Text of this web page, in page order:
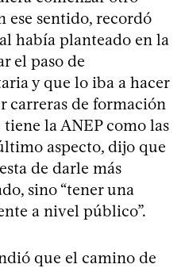
ese sentido, recordó
había planteado en la
el paso de
y que lo iba a hacer
carreras de formación
la ANEP como las
aspecto, dijo que
de darle más
sino “tener una
a nivel público”.
que el camino de